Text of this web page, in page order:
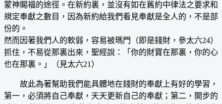
蒙神賜福的途徑。在新約裏，並沒有如在舊約中律法之要求和
規定奉獻之數目，因為新約給我們看見奉獻是全人的，不是部
份的。
然而因著我們人的軟弱，容易被瑪門（即是錢財，參太六24）
抓住，不易從那裏出來，聖經說：「你的財寶在那裏，你的心
也在那裏。」（見太六21）
故此為著幫助我們能具體地在錢財的奉獻上有好的學習，
第一，必須將自己奉獻，天天更新自己的奉獻；第二，開步的